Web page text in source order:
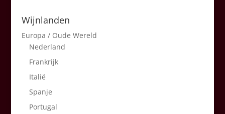
Wijnlanden
Europa / Oude Wereld
Nederland
Frankrijk
Italië
Spanje
Portugal